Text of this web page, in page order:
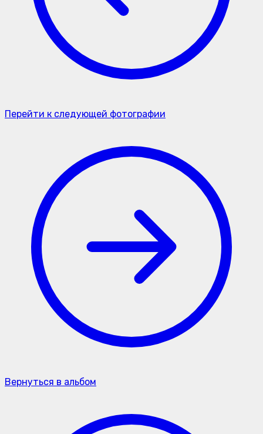
Перейти к следующей фотографии
Вернуться в альбом